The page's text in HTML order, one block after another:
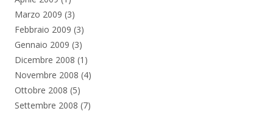
Marzo 2009 (3)
Febbraio 2009 (3)
Gennaio 2009 (3)
Dicembre 2008 (1)
Novembre 2008 (4)
Ottobre 2008 (5)
Settembre 2008 (7)